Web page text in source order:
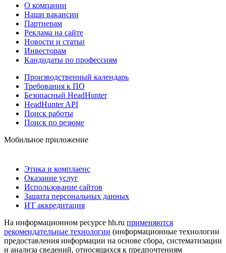
О компании
Наши вакансии
Партнерам
Реклама на сайте
Новости и статьи
Инвесторам
Кандидаты по профессиям
Производственный календарь
Требования к ПО
Безопасный HeadHunter
HeadHunter API
Поиск работы
Поиск по резюме
Мобильное приложение
Этика и комплаенс
Оказание услуг
Использование сайтов
Защита персональных данных
ИТ аккредитация
На информационном ресурсе hh.ru применяются
рекомендательные технологии (информационные технологии
предоставления информации на основе сбора, систематизации
и анализа сведений, относящихся к предпочтениям